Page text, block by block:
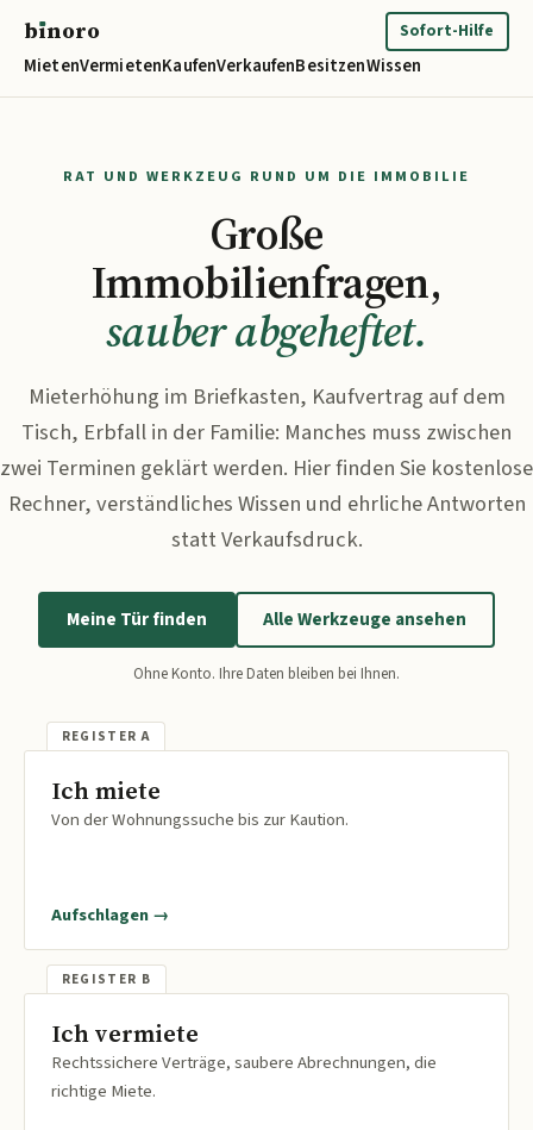
bınoro
MietenVermietenKaufenVerkaufenBesitzenWissen
Sofort-Hilfe
RAT UND WERKZEUG RUND UM DIE IMMOBILIE
Große
Immobilienfragen,
sauber abgeheftet.
Mieterhöhung im Briefkasten, Kaufvertrag auf dem
Tisch, Erbfall in der Familie: Manches muss zwischen
zwei Terminen geklärt werden. Hier finden Sie kostenlose
Rechner, verständliches Wissen und ehrliche Antworten
statt Verkaufsdruck.
Meine Tür finden Alle Werkzeuge ansehen
Ohne Konto. Ihre Daten bleiben bei Ihnen.
Ich miete
Von der Wohnungssuche bis zur Kaution.
Aufschlagen →
Ich vermiete
Rechtssichere Verträge, saubere Abrechnungen, die
richtige Miete.